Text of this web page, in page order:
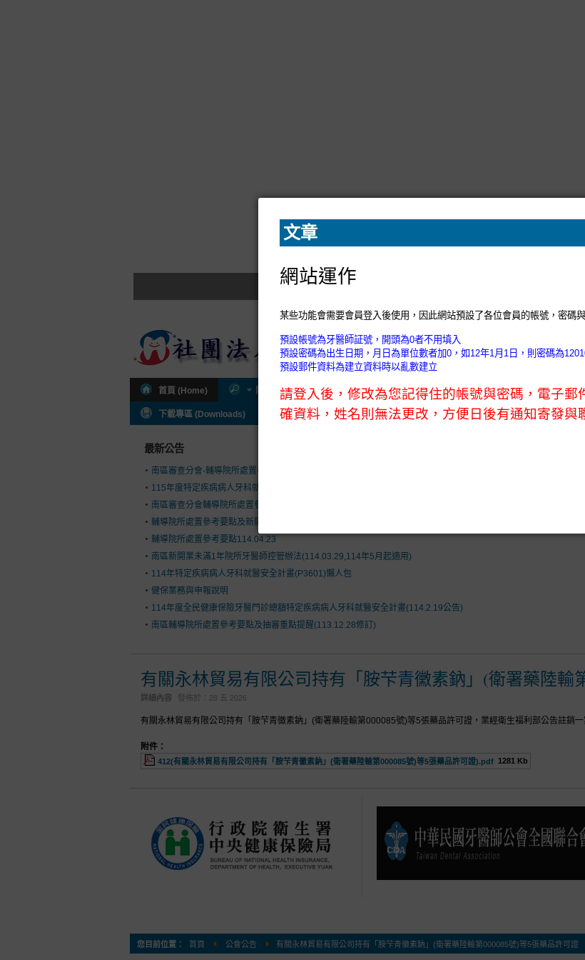
首頁 (Home) 關於公會 (About) 會務公告 (News) 會員天地 (Members)
下載專區 (Downloads) 公會通知 (Information)
最新公告
南區審查分會-輔導院所處置參考要點及新開執業未滿1年控管辦法及新開業額度及抽審原則
115年度特定疾病病人牙科就醫安全計畫(P3601C)
南區審查分會輔導院所處置參考要點(114.9.11通過).
輔導院所處置參考要點及新開執業控管辦法(114.4.17)
輔導院所處置參考要點114.04.23
南區新開業未滿1年院所牙醫師控管辦法(114.03.29,114年5月起適用)
114年特定疾病病人牙科就醫安全計畫(P3601)懶人包
健保業務與申報說明
114年度全民健康保險牙醫門診總額特定疾病病人牙科就醫安全計畫(114.2.19公告)
南區輔導院所處置參考要點及抽審重點提醒(113.12.28修訂)
有關永林貿易有限公司持有「胺芐青黴素鈉」(衛署藥陸輸
詳細內容 發佈於： 28 五 2026
有關永林貿易有限公司持有「胺芐青黴素鈉」(衛署藥陸輸第000085號)等5張藥品許可證，業經衛生福利部公告註銷一
附件：
412(有關永林貿易有限公司持有「胺芐青黴素鈉」(衛署藥陸輸第000085號)等5張藥品許可證).pdf 1281 Kb
您目前位置： 首頁 公會公告 有關永林貿易有限公司持有「胺芐青黴素鈉」(衛署藥陸輸第000085號)等5張藥品許可證